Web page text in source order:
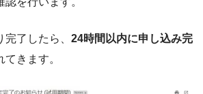
了したら、 24時間以内に申し込み完
てきます。